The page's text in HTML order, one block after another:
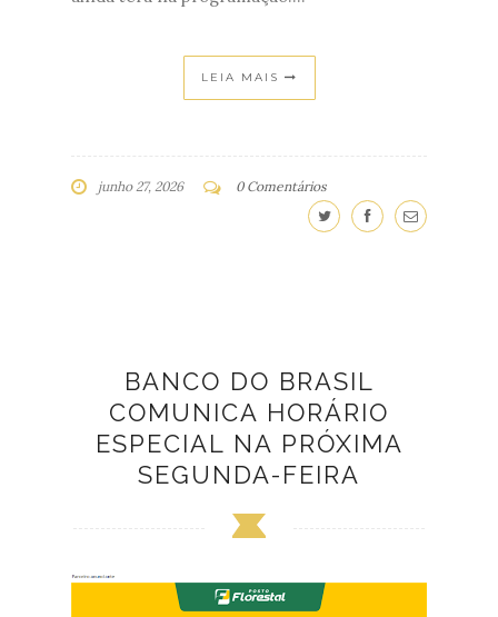
LEIA MAIS
junho 27, 2026 0 Comentários
BANCO DO BRASIL
COMUNICA HORÁRIO
ESPECIAL NA PRÓXIMA
SEGUNDA-FEIRA